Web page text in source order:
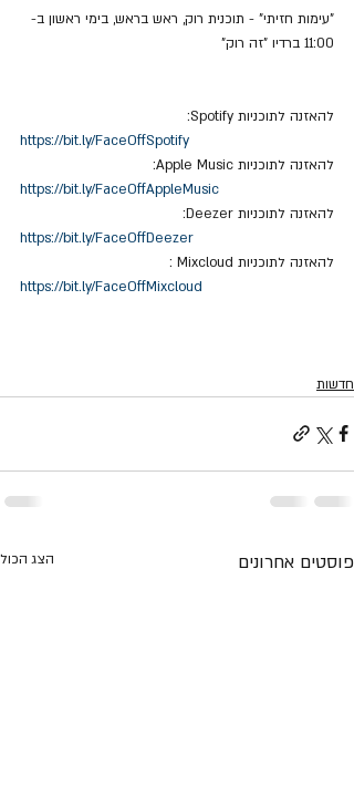
"עימות חזיתי" - תוכנית רוק, ראש בראש, בימי ראשון ב-
11:00 ברדיו "זה רוק"
להאזנה לתוכניות Spotify:
https://bit.ly/FaceOffSpotify
להאזנה לתוכניות Apple Music:
https://bit.ly/FaceOffAppleMusic
להאזנה לתוכניות Deezer:
https://bit.ly/FaceOffDeezer
להאזנה לתוכניות Mixcloud :
https://bit.ly/FaceOffMixcloud
חדשות
פוסטים אחרונים הצג הכול